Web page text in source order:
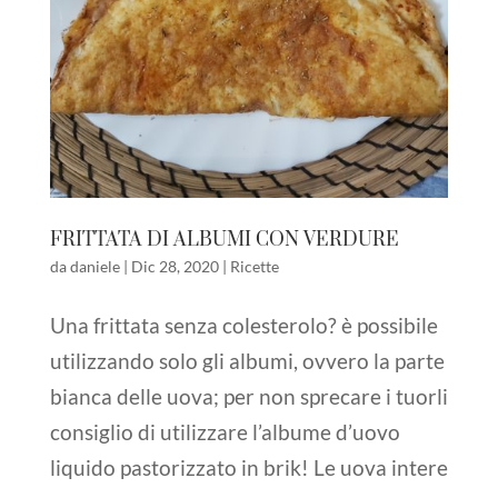
FRITTATA DI ALBUMI CON VERDURE
dadaniele| Dic 28, 2020| Ricette
Una frittata senza colesterolo? è possibile
utilizzando solo gli albumi, ovvero la parte
bianca delle uova; per non sprecare i tuorli
consiglio di utilizzare l’albume d’uovo
liquido pastorizzato in brik! Le uova intere